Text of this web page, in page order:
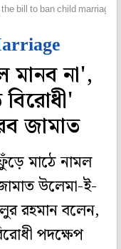
bill to ban child marriages
মানব না',
জামাত
মাঠে নামল
উলেমা-ই-
রহমান বলেন,
পদক্ষেপ